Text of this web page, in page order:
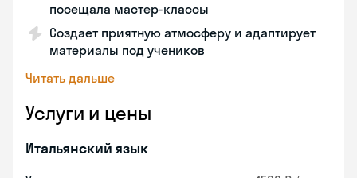
посещала мастер-классы
Создает приятную атмосферу и адаптирует
материалы под учеников
Читать дальше
Услуги и цены
Итальянский язык